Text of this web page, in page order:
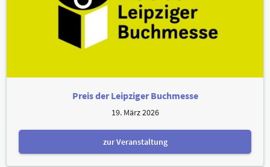
Preis der Leipziger Buchmesse
19. März 2026
zur Veranstaltung